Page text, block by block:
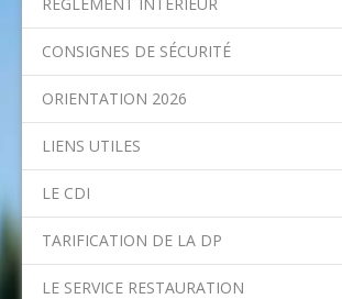
CONSIGNES DE SÉCURITÉ
ORIENTATION 2026
LIENS UTILES
Conseil Départemental du Val-de-Marne
LE CDI
TARIFICATION DE LA DP
LE SERVICE RESTAURATION